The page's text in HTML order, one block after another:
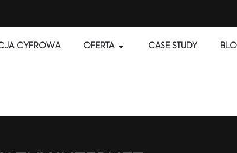
CYFROWA OFERTA CASE STUDY